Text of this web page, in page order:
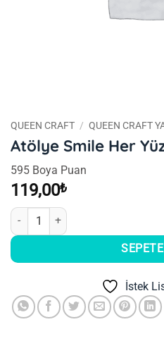
QUEEN CRAFT / QUEEN CRAFT
Atölye Smile Her
595 Boya Puan
119,00₺
Atölye Smile Her Yüzey Transferi
İstek